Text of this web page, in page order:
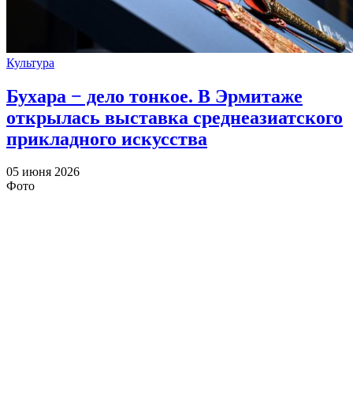
Культура
Бухара − дело тонкое. В Эрмитаже
открылась выставка среднеазиатского
прикладного искусства
05 июня 2026
Фото